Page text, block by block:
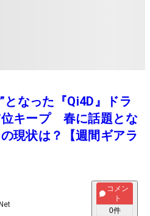
となった『Qi4D』ドラ
位キープ 春に話題とな
現状は？【週間ギアラ
コメン
ト
0件